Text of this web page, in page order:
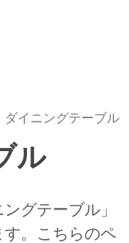
ダイニングテーブル
ル
グテーブル」
す。こちらのペ